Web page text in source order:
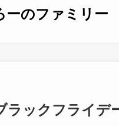
ーのファミリー
ラックフライ